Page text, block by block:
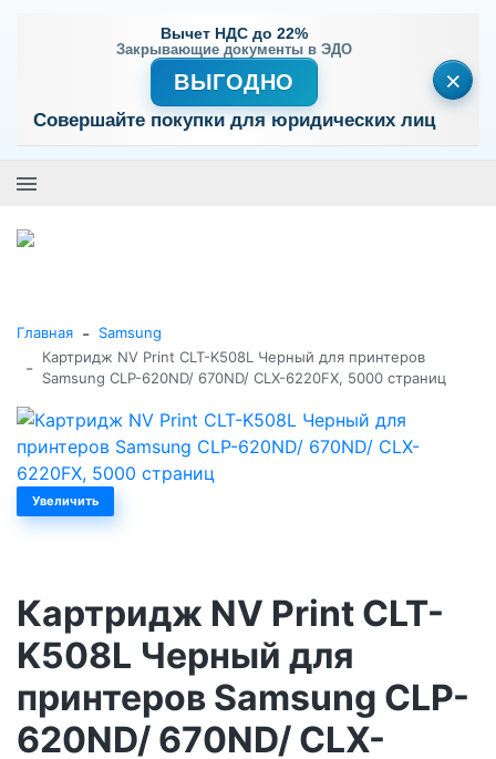
Вычет НДС до 22%
Закрывающие документы в ЭДО
ВЫГОДНО
Совершайте покупки для юридических лиц
×
Главная - Samsung
-
Картридж NV Print CLT-K508L Черный для принтеров
Samsung CLP-620ND/ 670ND/ CLX-6220FX, 5000 страниц
Увеличить
Картридж NV Print CLT-
K508L Черный для
принтеров Samsung CLP-
620ND/ 670ND/ CLX-